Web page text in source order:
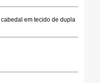
cabedal em tecido de dupla